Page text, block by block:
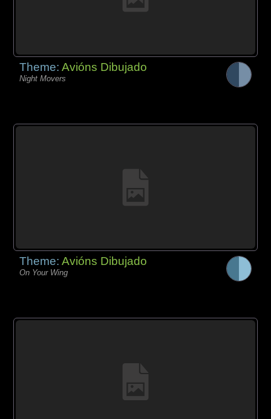
Theme:Avións Dibujado
Night Movers
Theme:Avións Dibujado
On Your Wing